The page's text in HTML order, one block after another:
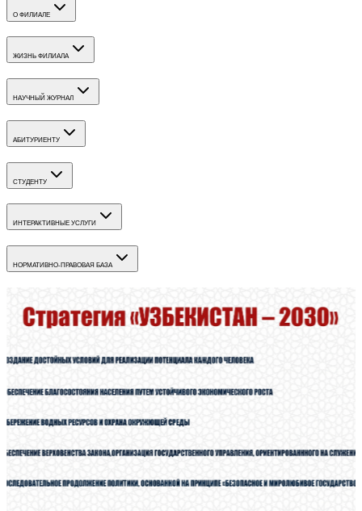
О ФИЛИАЛЕ
ЖИЗНЬ ФИЛИАЛА
НАУЧНЫЙ ЖУРНАЛ
АБИТУРИЕНТУ
СТУДЕНТУ
ИНТЕРАКТИВНЫЕ УСЛУГИ
НОРМАТИВНО-ПРАВОВАЯ БАЗА